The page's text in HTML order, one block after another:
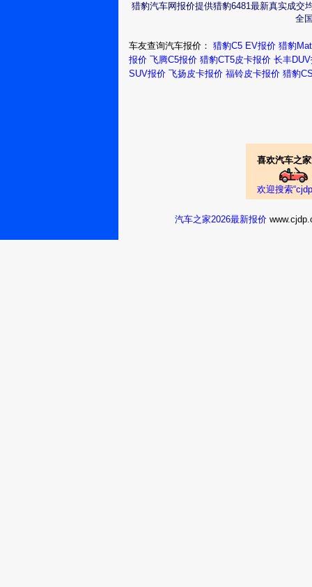
猎豹汽车网报价提供猎豹6481最新真实成交
全
车友查询汽车报价： 猎豹C5 EV报价 猎豹
报价 飞腾C5报价 猎豹CT5皮卡报价 长丰
SUV报价 飞扬皮卡报价 福铃皮卡报价 猎豹
喜欢汽车之
欢迎搜索
汽车之家2026最新报价